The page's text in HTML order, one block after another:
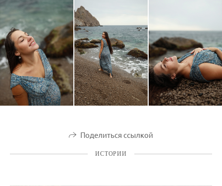
Поделиться ссылкой
ИСТОРИИ